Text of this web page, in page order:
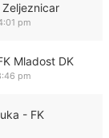
Zeljeznicar
pm
Mladost DK
pm
- FK